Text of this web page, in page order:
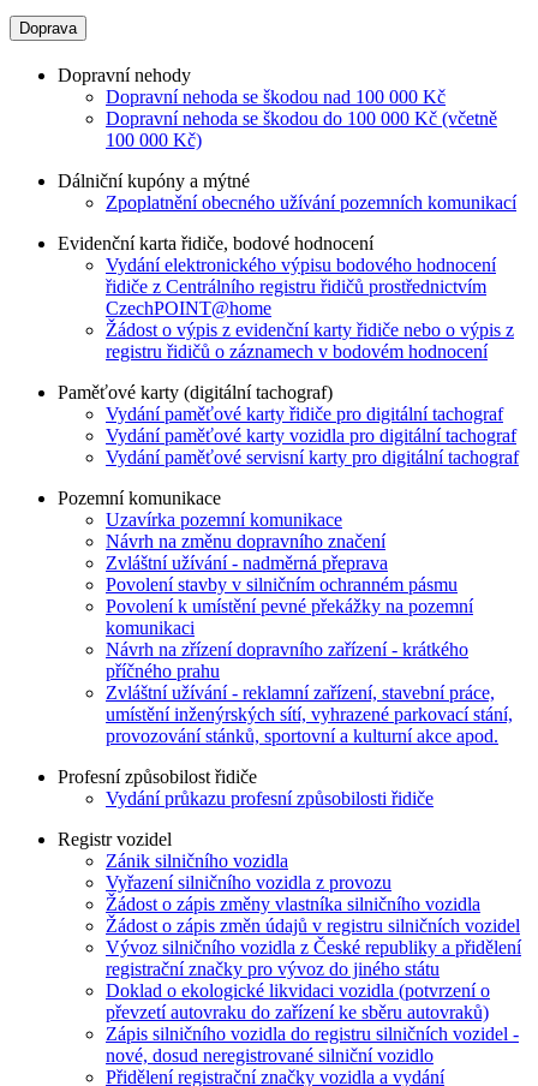
Doprava
Dopravní nehody
Dopravní nehoda se škodou nad 100 000 Kč
Dopravní nehoda se škodou do 100 000 Kč (včetně
100 000 Kč)
Dálniční kupóny a mýtné
Zpoplatnění obecného užívání pozemních komunikací
Evidenční karta řidiče, bodové hodnocení
Vydání elektronického výpisu bodového hodnocení
řidiče z Centrálního registru řidičů prostřednictvím
CzechPOINT@home
Žádost o výpis z evidenční karty řidiče nebo o výpis z
registru řidičů o záznamech v bodovém hodnocení
Paměťové karty (digitální tachograf)
Vydání paměťové karty řidiče pro digitální tachograf
Vydání paměťové karty vozidla pro digitální tachograf
Vydání paměťové servisní karty pro digitální tachograf
Pozemní komunikace
Uzavírka pozemní komunikace
Návrh na změnu dopravního značení
Zvláštní užívání - nadměrná přeprava
Povolení stavby v silničním ochranném pásmu
Povolení k umístění pevné překážky na pozemní
komunikaci
Návrh na zřízení dopravního zařízení - krátkého
příčného prahu
Zvláštní užívání - reklamní zařízení, stavební práce,
umístění inženýrských sítí, vyhrazené parkovací stání,
provozování stánků, sportovní a kulturní akce apod.
Profesní způsobilost řidiče
Vydání průkazu profesní způsobilosti řidiče
Registr vozidel
Zánik silničního vozidla
Vyřazení silničního vozidla z provozu
Žádost o zápis změny vlastníka silničního vozidla
Žádost o zápis změn údajů v registru silničních vozidel
Vývoz silničního vozidla z České republiky a přidělení
registrační značky pro vývoz do jiného státu
Doklad o ekologické likvidaci vozidla (potvrzení o
převzetí autovraku do zařízení ke sběru autovraků)
Zápis silničního vozidla do registru silničních vozidel -
nové, dosud neregistrované silniční vozidlo
Přidělení registrační značky vozidla a vydání